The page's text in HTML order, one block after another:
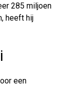
285 miljoen
heeft hij
een